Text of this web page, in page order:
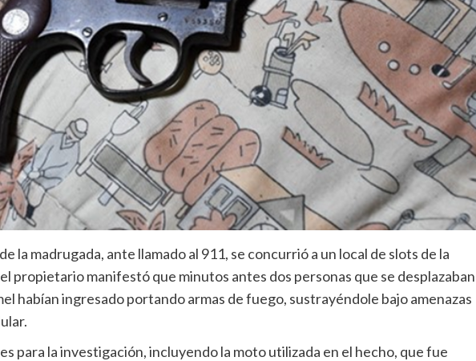
la madrugada, ante llamado al 911, se concurrió a un local de slots de la
propietario manifestó que minutos antes dos personas que se desplazaban
habían ingresado portando armas de fuego, sustrayéndole bajo amenazas
para la investigación, incluyendo la moto utilizada en el hecho, que fue